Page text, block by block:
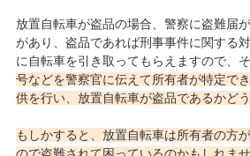
放置自転車が盗品の場合、警察に盗難届
があり、盗品であれば刑事事件に関する
に自転車を引き取ってもらえますので、そ
号などを警察官に伝えて所有者が特定で
供を行い、放置自転車が盗品であるかど
もしかすると、放置自転車は所有者の方